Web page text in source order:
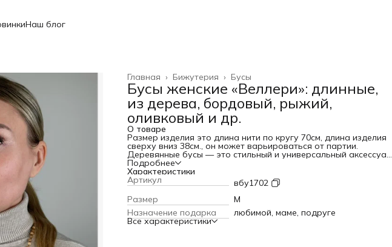
Наш блог
Бусы
Бижутерия ›
Главная ›
Бусы женские «Веллери»: длинные,
из дерева, бордовый, рыжий,
оливковый и др.
О товаре
Размер изделия это длина нити по кругу 70см, длина изделия
сверху вниз 38см., он может варьироваться от партии.
Деревянные бусы — это стильный и универсальный аксессуар,
который подойдёт женщинам любого возраста. Они могут
стать ярким акцентом в образе или дополнить его.
Наши бусы выполнены из натурального дерева и украшены
яркими элементами. Они могут быть как длинными, так и
короткими, что позволяет выбрать оптимальный вариант для
любого случая.
Бусы из дерева — это не только модный аксессуар, но и
символ природной красоты. Они могут стать отличным
Подробнее
Характеристики
Артикул
вбу1702
Размер
М
Назначение подарка
любимой, маме, подруге
Все характеристики